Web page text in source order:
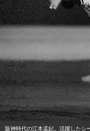
阪神時代の江本孟紀。活躍したシ